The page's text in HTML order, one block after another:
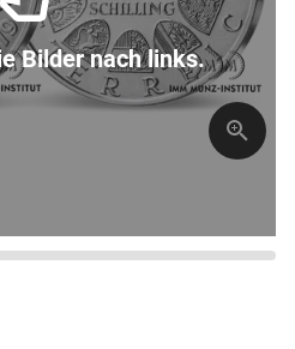
Bilder nach links.